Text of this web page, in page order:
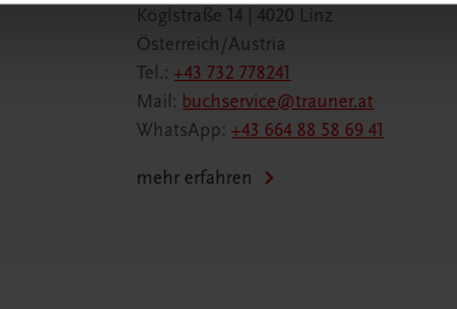
Köglstraße 14 | 4020 Linz
Österreich/Austria
Tel.:+43 732 778241
Mail: buchservice@trauner.at
WhatsApp:+43 664 88 58 69 41
mehr erfahren